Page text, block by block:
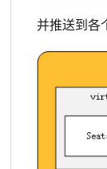
并推送到各